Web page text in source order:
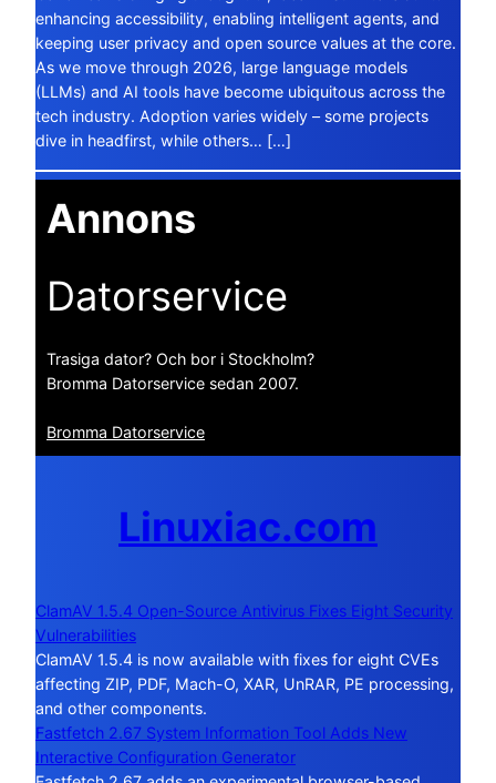
enhancing accessibility, enabling intelligent agents, and
keeping user privacy and open source values at the core.
As we move through 2026, large language models
(LLMs) and AI tools have become ubiquitous across the
tech industry. Adoption varies widely – some projects
dive in headfirst, while others… […]
Annons
Datorservice
Trasiga dator? Och bor i Stockholm?
Bromma Datorservice sedan 2007.
Bromma Datorservice
Linuxiac.com
ClamAV 1.5.4 Open-Source Antivirus Fixes Eight Security
Vulnerabilities
ClamAV 1.5.4 is now available with fixes for eight CVEs
affecting ZIP, PDF, Mach-O, XAR, UnRAR, PE processing,
and other components.
Fastfetch 2.67 System Information Tool Adds New
Interactive Configuration Generator